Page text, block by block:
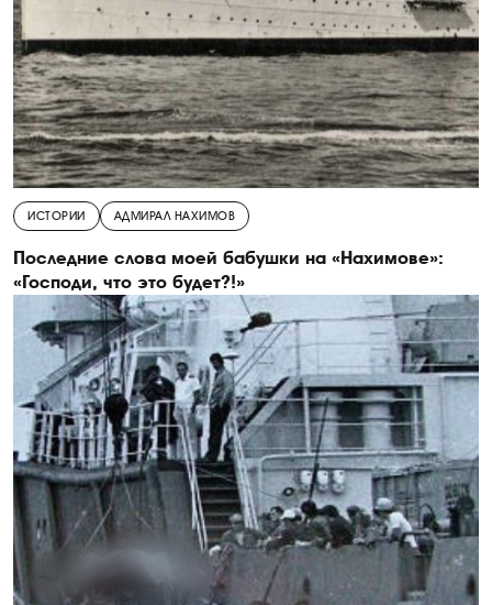
ИСТОРИИ АДМИРАЛ НАХИМОВ
Последние слова моей бабушки на «Нахимове»:
«Господи, что это будет?!»